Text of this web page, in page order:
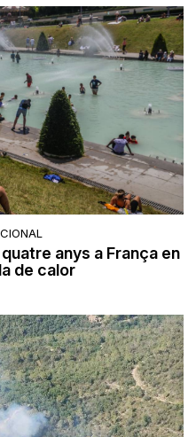
anys a França en
de calor